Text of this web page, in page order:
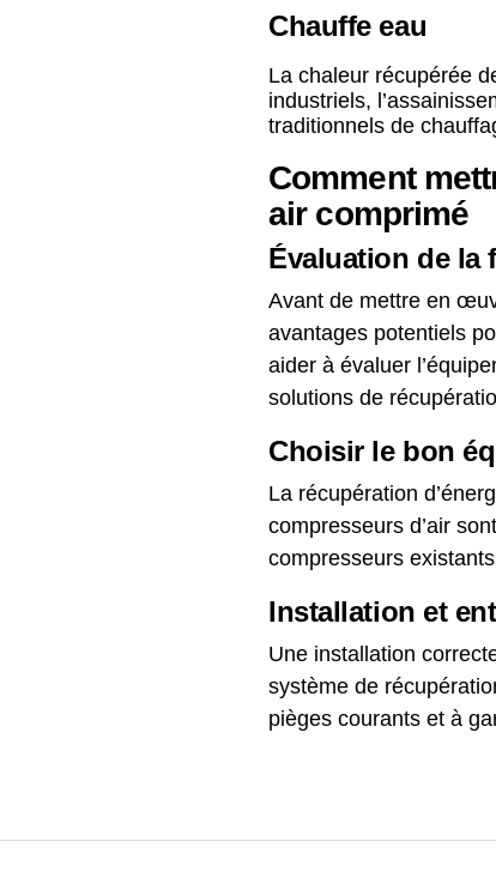
Chauffe eau
La chaleur récupérée
industriels,
traditionnels de
Comment
air comprimé
Évaluation de la
Avant de mettre en
avantages potentiels
aider à évaluer
solutions de
Choisir le bon
La récupération
compresseurs d’air
compresseurs
Installation et
Une installation
système de
pièges courants et à